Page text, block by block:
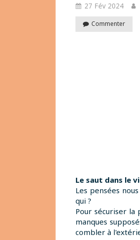
27 Fév 2024
Commenter
Le saut dans le
Les pensées
qui ?
Pour sécuriser la
manques
combler à